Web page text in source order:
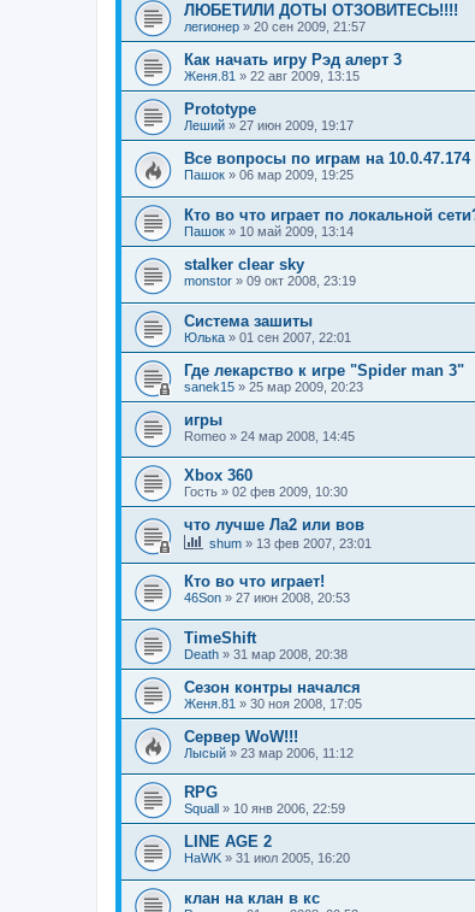
ЛЮБЕТИЛИ ДОТЫ ОТЗОВИТЕСЬ!!!!
легионер » 20 сен 2009, 21:57
Как начать игру Рэд алерт 3
Женя.81 » 22 авг 2009, 13:15
Prototype
Леший » 27 июн 2009, 19:17
Все вопросы по играм на
Пашок » 06 мар 2009, 19:25
Кто во что играет по локальной
Пашок » 10 май 2009, 13:14
stalker clear sky
monstor » 09 окт 2008, 23:19
Система зашиты
Юлька » 01 сен 2007, 22:01
Где лекарство к игре "Spider man 3"
sanek15 » 25 мар 2009, 20:23
игры
Romeo » 24 мар 2008, 14:45
Xbox 360
Гость » 02 фев 2009, 10:30
что лучше Ла2 или вов
shum » 13 фев 2007, 23:01
Кто во что играет!
46Son » 27 июн 2008, 20:53
TimeShift
Death » 31 мар 2008, 20:38
Сезон контры начался
Женя.81 » 30 ноя 2008, 17:05
Сервер WoW!!!
Лысый » 23 мар 2006, 11:12
RPG
Squall » 10 янв 2006, 22:59
LINE AGE 2
HaWK » 31 июл 2005, 16:20
клан на клан в кс